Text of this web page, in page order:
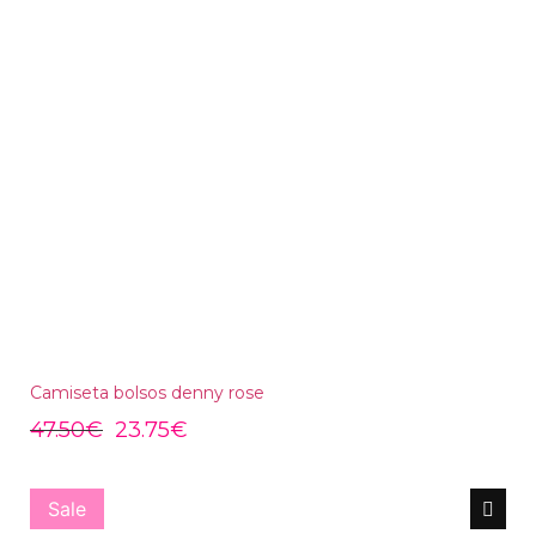
Camiseta bolsos denny rose
47.50€ 23.75€
Sale